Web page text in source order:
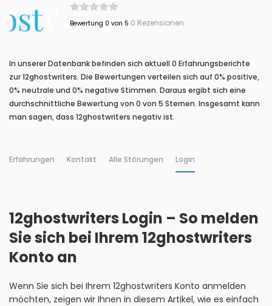
Bewertung 0 von 5 0 Rezensionen
In unserer Datenbank befinden sich aktuell 0 Erfahrungsberichte
zur 12ghostwriters. Die Bewertungen verteilen sich auf 0% positive,
0% neutrale und 0% negative Stimmen. Daraus ergibt sich eine
durchschnittliche Bewertung von 0 von 5 Sternen. Insgesamt kann
man sagen, dass 12ghostwriters negativ ist.
Erfahrungen Kontakt Alle Störungen Login
12ghostwriters Login – So melden
Sie sich bei Ihrem 12ghostwriters
Konto an
Wenn Sie sich bei Ihrem 12ghostwriters Konto anmelden
möchten, zeigen wir Ihnen in diesem Artikel, wie es einfach